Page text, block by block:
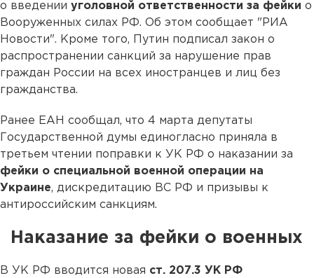
о введении уголовной ответственности за фейки о
Вооруженных силах РФ. Об этом сообщает "РИА
Новости". Кроме того, Путин подписал закон о
распространении санкций за нарушение прав
граждан России на всех иностранцев и лиц без
гражданства.
Ранее ЕАН сообщал, что 4 марта депутаты
Государственной думы единогласно приняла в
третьем чтении поправки к УК РФ о наказании за
фейки о специальной военной операции на
Украине, дискредитацию ВС РФ и призывы к
антироссийским санкциям.
Наказание за фейки о военных
В УК РФ вводится новая ст. 207.3 УК РФ